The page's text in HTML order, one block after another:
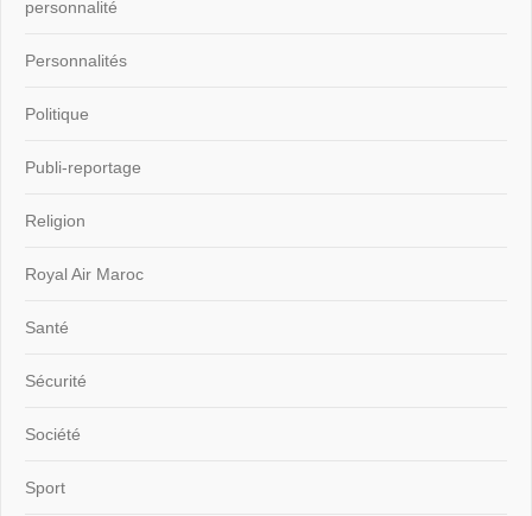
personnalité
Personnalités
Politique
Publi-reportage
Religion
Royal Air Maroc
Santé
Sécurité
Société
Sport